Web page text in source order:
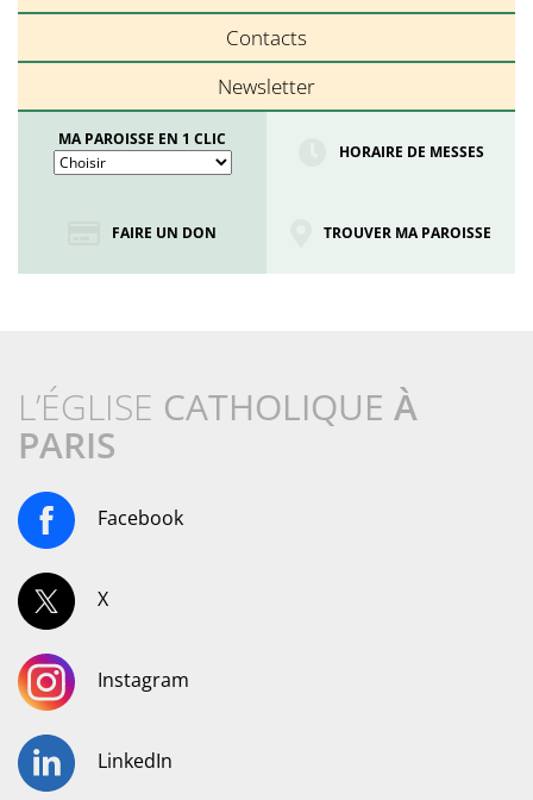
Contacts
Newsletter
MA PAROISSE EN 1 CLIC
HORAIRE DE MESSES
FAIRE UN DON TROUVER MA PAROISSE
L’ÉGLISE CATHOLIQUE À
PARIS
Facebook
X
Instagram
LinkedIn